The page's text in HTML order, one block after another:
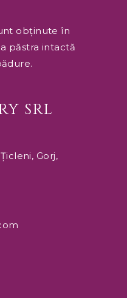
obținute în
păstra intactă
SRL
Gorj,